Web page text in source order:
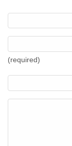
(required)